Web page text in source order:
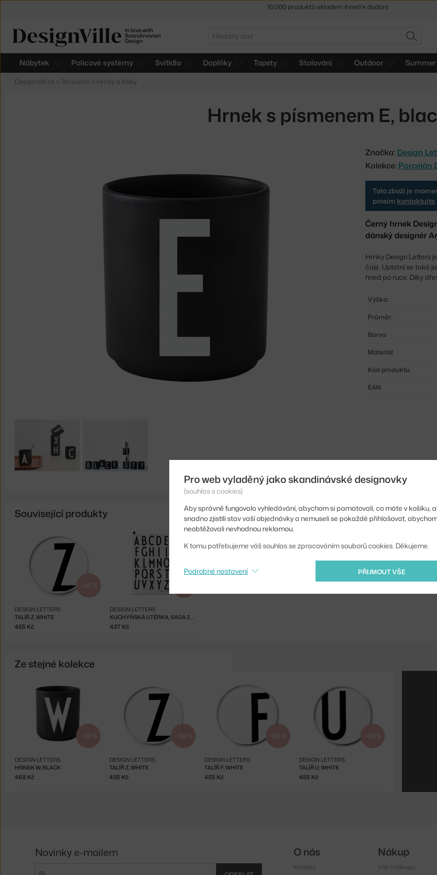
In love with
Scandinavian
Design
Hledat
HLEDAT
Nábytek Policové systémy Svítidla Doplňky Tapety Stolování Outdoor Summer
Designville.cz > Stolování > Hrnky a šálky
Hrnek s písmenem E,
Značka: Design
Kolekce: Porcelán
Toto zboží je
prosím kontaktujte.
Černý hrnek
dánský designér
Hrnky Design Letters
čaje. Uplatní se také
hned po ruce. Díky
Výška:
Průměr:
Barva:
Materiál:
Kód produktu
EAN
Související produkty
−30 %
TALÍŘ Z, WHITE
DESIGN LETTERS
455 Kč
KUCHYŇSKÁ UTĚRKA, SADA 2 KS, WHITE
DESIGN LETTERS
437 Kč
Ze stejné kolekce
−25 %
HRNEK W, BLACK
DESIGN LETTERS
468 Kč
−30 %
TALÍŘ Z, WHITE
DESIGN LETTERS
455 Kč
−30 %
TALÍŘ F, WHITE
DESIGN LETTERS
455 Kč
−30 %
TALÍŘ U, WHITE
DESIGN LETTERS
455 Kč
Sleva 5 % pro odběratele newsletteru
Pro web vyladěný jako skandinávské designovky
(souhlas s cookies)
Aby správně fungovalo vyhledávání, abychom si pamatovali, co máte v košíku,
snadno zjistili stav vaší objednávky a nemuseli se pokaždé přihlašovat,
neobtěžovali nevhodnou reklamou.
K tomu potřebujeme váš souhlas se zpracováním souborů cookies. Děkujeme.
PŘIJMOUT VŠE
Podrobné nastavení
Novinky e-mailem O nás
Kontakt
Nákup
Vše o nákupu